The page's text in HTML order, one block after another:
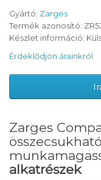
Gyártó: Zarges
Termék azonosító:
Készlet információ:
Érdeklődjön árainkról
Zarges
alkatrészek